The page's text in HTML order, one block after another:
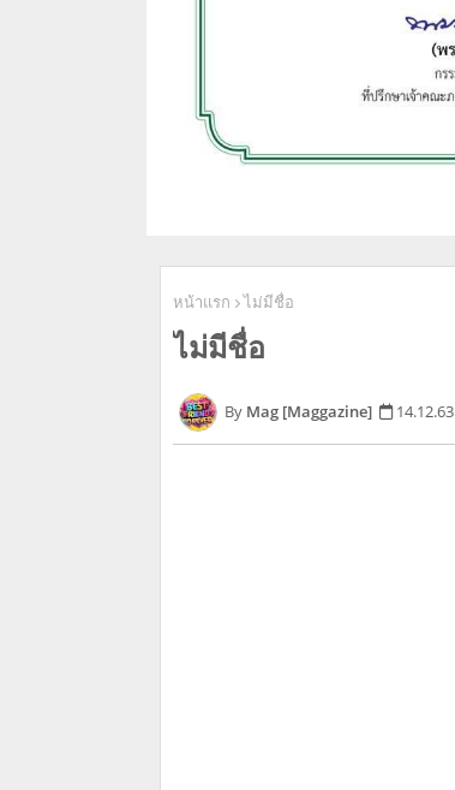
หน้าแรก ไม่มีชื่อ
ไม่มีชื่อ
Mag [Maggazine] 14.12.63